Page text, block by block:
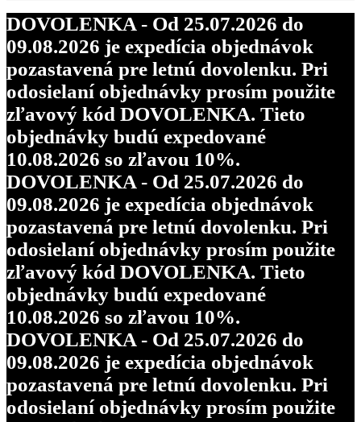
DOVOLENKA - Od 25.07.2026 do
09.08.2026 je expedícia objednávok
pozastavená pre letnú dovolenku. Pri
odosielaní objednávky prosím použite
zľavový kód DOVOLENKA. Tieto
objednávky budú expedované
10.08.2026 so zľavou 10%.
DOVOLENKA - Od 25.07.2026 do
09.08.2026 je expedícia objednávok
pozastavená pre letnú dovolenku. Pri
odosielaní objednávky prosím použite
zľavový kód DOVOLENKA. Tieto
objednávky budú expedované
10.08.2026 so zľavou 10%.
DOVOLENKA - Od 25.07.2026 do
09.08.2026 je expedícia objednávok
pozastavená pre letnú dovolenku. Pri
odosielaní objednávky prosím použite